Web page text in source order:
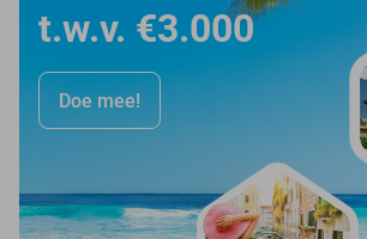
t.w.v. €3.000
Doe mee!